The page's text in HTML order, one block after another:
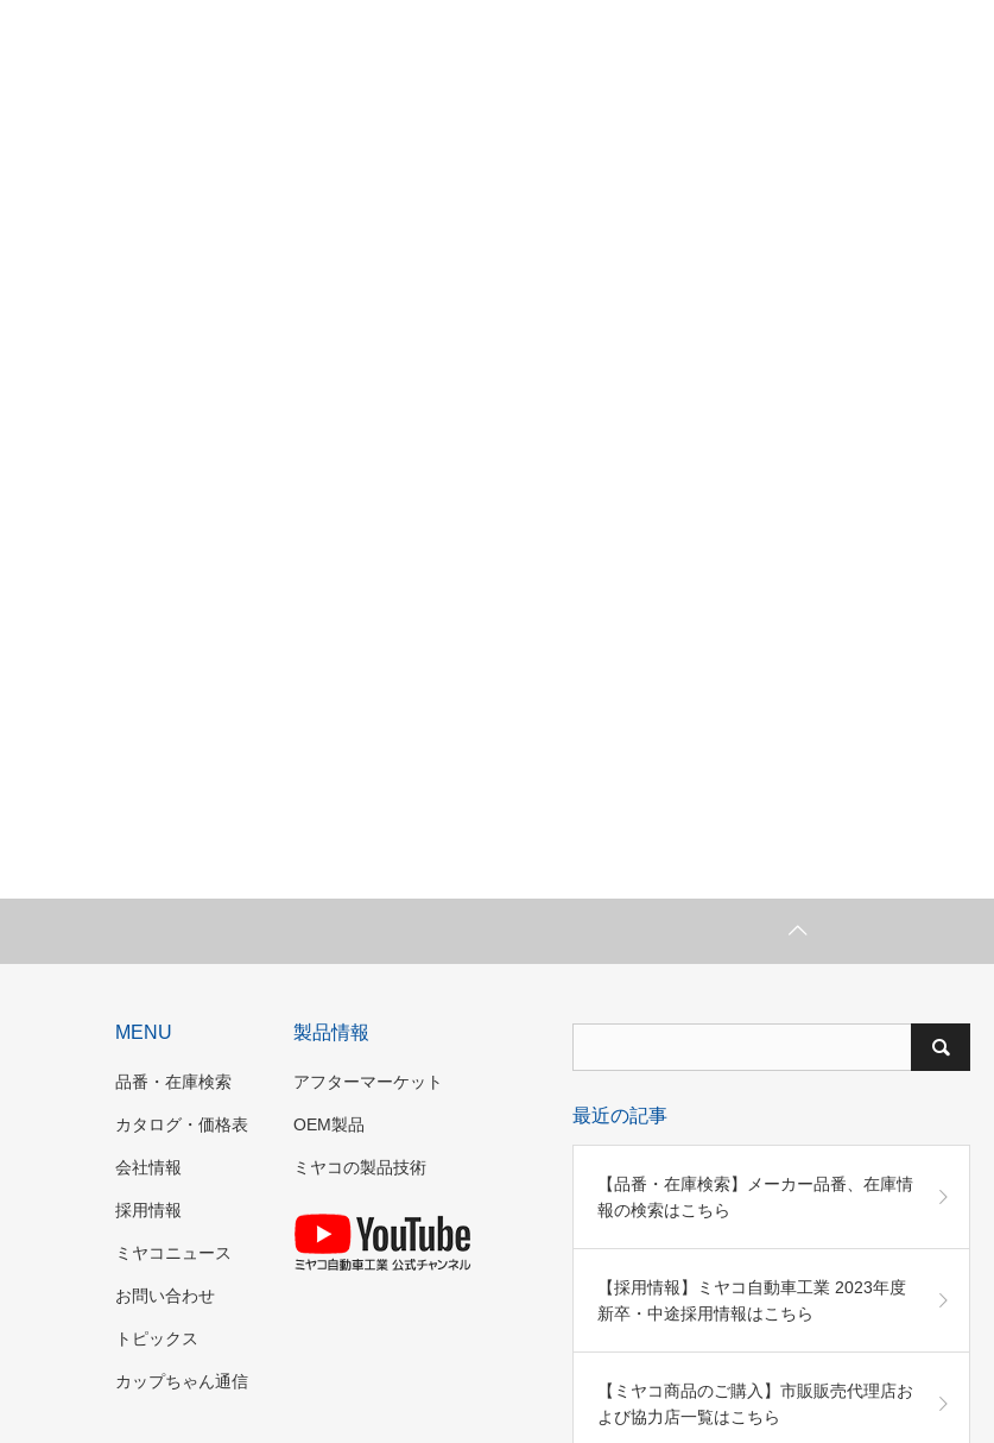
MENU
品番・在庫検索
カタログ・価格表
会社情報
採用情報
ミヤコニュース
お問い合わせ
トピックス
カップちゃん通信
製品情報
アフターマーケット
OEM製品
ミヤコの製品技術
最近の記事
【品番・在庫検索】メーカー品番、在庫情
報の検索はこちら
【採用情報】ミヤコ自動車工業 2023年度
新卒・中途採用情報はこちら
【ミヤコ商品のご購入】市販販売代理店お
よび協力店一覧はこちら